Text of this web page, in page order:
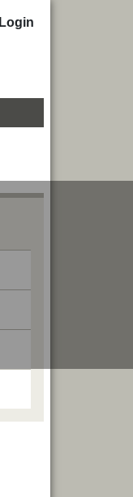
Login